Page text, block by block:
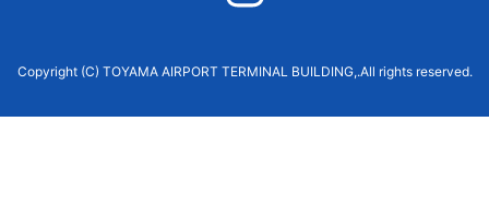
Copyright (C) TOYAMA AIRPORT TERMINAL BUILDING,.All rights reserved.